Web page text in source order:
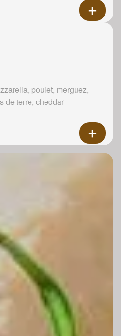
poulet, merguez,
de terre, cheddar